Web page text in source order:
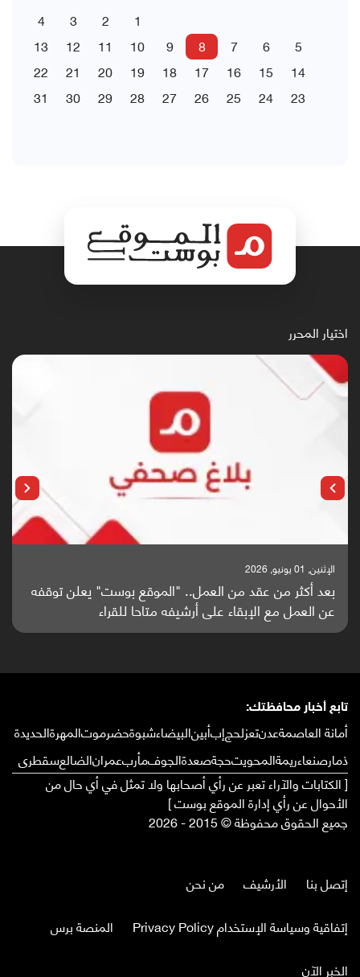
1
2
3
4
5
6
7
8
9
10
11
12
13
14
15
16
17
18
19
20
21
22
23
24
25
26
27
28
29
30
31
اختيار المحرر
الإثنين, 25 مايو, 2026
باحثون من اليمن يدخلون سباق أبحاث ألزهايمر بدراسة
واعدة منشورة عالميا (ترجمة)
تابع أخبار محافظتك:
أمانة العاصمةعدنتعزلحجإبأبينالبيضاءشبوةحضرموتالمهرةالحديدة
ذمارصنعاءريمةالمحويتحجةصعدةالجوفمأربعمرانالضالعسقطرى
[ الكتابات والآراء تعبر عن رأي أصحابها ولا تمثل في أي حال من
الأحوال عن رأي إدارة الموقع بوست ]
جميع الحقوق محفوظة © 2015 - 2026
إتصل بنا الأرشيف
من نحن
إتفاقية وسياسة الإستخدام Privacy Policy
المنصة برس
الخبر الآن